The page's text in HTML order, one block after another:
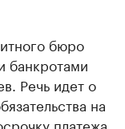
бюро
банкротами
Речь идет о
на
платежа